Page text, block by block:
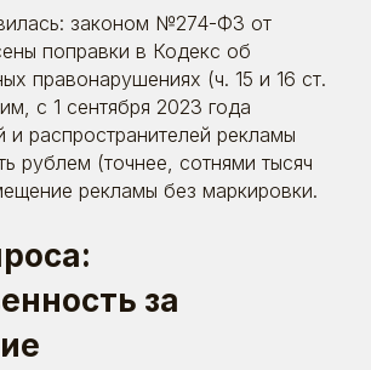
законом №274-ФЗ от
поправки в Кодекс об
правонарушениях (ч. 15 и 16 ст.
с 1 сентября 2023 года
и распространителей рекламы
рублем (точнее, сотнями тысяч
рекламы без маркировки.
за